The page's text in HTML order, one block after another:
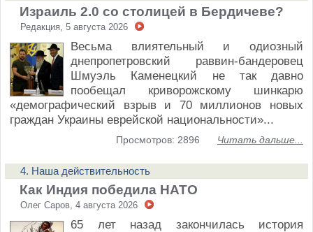
Израиль 2.0 со столицей в Бердичеве?
Редакция, 5 августа 2026
Весьма влиятельный и одиозный
днепропетровский раввин-бандеровец
Шмуэль Каменецкий не так давно
пообещал криворожскому шинкарю
«демографический взрыв и 70 миллионов новых
граждан Украины еврейской национальности»...
Читать дальше...
Просмотров: 2896
4. Наша действительность
Как Индия победила НАТО
Олег Саров, 4 августа 2026
65 лет назад закончилась история